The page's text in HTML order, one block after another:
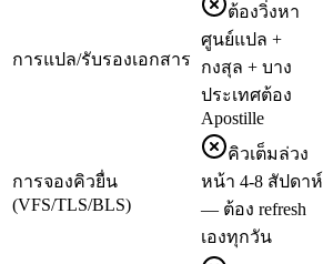
การแปล/รับรองเอกสาร
ต้องวิ่งหา
ศูนย์แปล +
กงสุล + บาง
ประเทศต้อง
Apostille
การจองคิวยื่น
(VFS/TLS/BLS)
คิวเต็มล่วง
หน้า 4-8 สัปดาห์
— ต้อง refresh
เองทุกวัน